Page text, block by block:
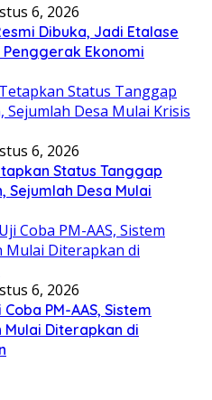
6, 2026
Dibuka, Jadi Etalase
Ekonomi
6, 2026
Status Tanggap
Sejumlah Desa Mulai
6, 2026
PM-AAS, Sistem
Mulai Diterapkan di